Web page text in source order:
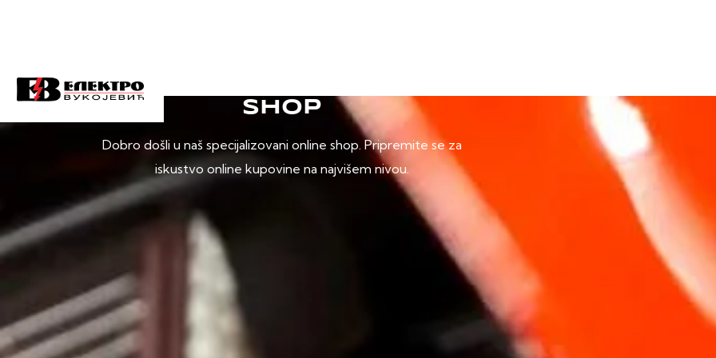
SHOP
Dobro došli u naš specijalizovani online shop. Pripremite se za
iskustvo online kupovine na najvišem nivou.